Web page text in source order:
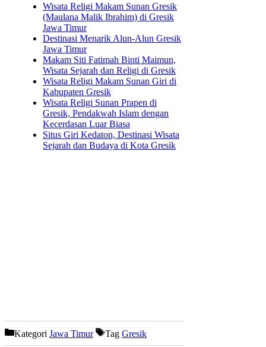
Wisata Religi Makam Sunan Gresik
(Maulana Malik Ibrahim) di Gresik
Jawa Timur
Destinasi Menarik Alun-Alun Gresik
Jawa Timur
Makam Siti Fatimah Binti Maimun,
Wisata Sejarah dan Religi di Gresik
Wisata Religi Makam Sunan Giri di
Kabupaten Gresik
Wisata Religi Sunan Prapen di
Gresik, Pendakwah Islam dengan
Kecerdasan Luar Biasa
Situs Giri Kedaton, Destinasi Wisata
Sejarah dan Budaya di Kota Gresik
Kategori Jawa Timur Tag Gresik